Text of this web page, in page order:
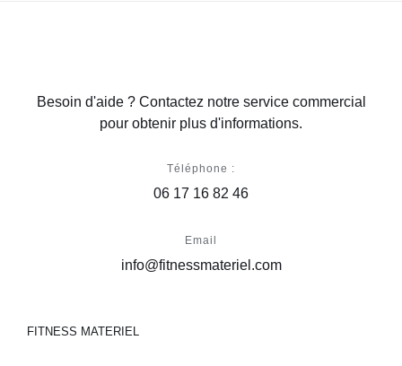
Besoin d'aide ? Contactez notre service commercial
pour obtenir plus d'informations.
Téléphone :
06 17 16 82 46
Email
info@fitnessmateriel.com
FITNESS MATERIEL